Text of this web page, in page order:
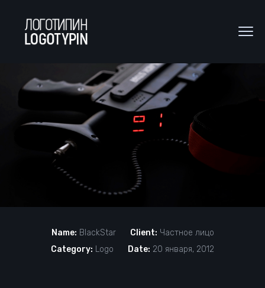
Name: BlackStar Client: Частное лицо
Category: Logo Date: 20 января, 2012